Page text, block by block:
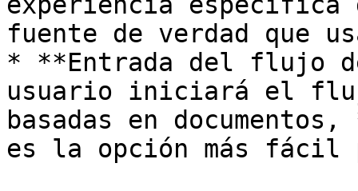
fuente de verdad que
* **Entrada del flujo
usuario iniciará el
basadas en
es la opción más fácil